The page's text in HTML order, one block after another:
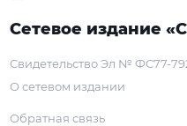
Сетевое издание
Свидетельство Эл № ФС77-
О сетевом издании
Обратная связь